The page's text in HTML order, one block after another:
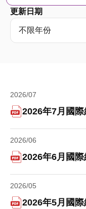
更新日期
不限年份
2026/07
2026年7月國
2026/06
2026年6月國
2026/05
2026年5月國